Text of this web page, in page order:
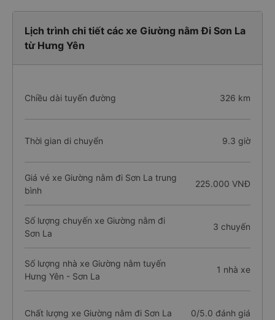
Lịch trình chi tiết các xe Giường nằm Đi Sơn La
từ Hưng Yên
Chiều dài tuyến đường 326 km
Thời gian di chuyển 9.3 giờ
Giá vé xe Giường nằm đi Sơn La trung
bình
225.000 VNĐ
Số lượng chuyến xe Giường nằm đi
Sơn La
3 chuyến
Số lượng nhà xe Giường nằm tuyến
Hưng Yên - Sơn La
1 nhà xe
Chất lượng xe Giường nằm đi Sơn La 0/5.0 đánh giá